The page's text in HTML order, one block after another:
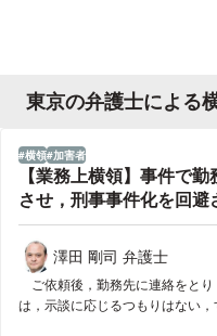
東京の弁護士による
横領 加害者
【業務上横領】事件で
させ，刑事事件化を回避
澤田 剛司 弁護士
ご依頼後，勤務先に連絡をと
は，示談に応じるつもりはない
た。そこで，まずは謝罪だけで